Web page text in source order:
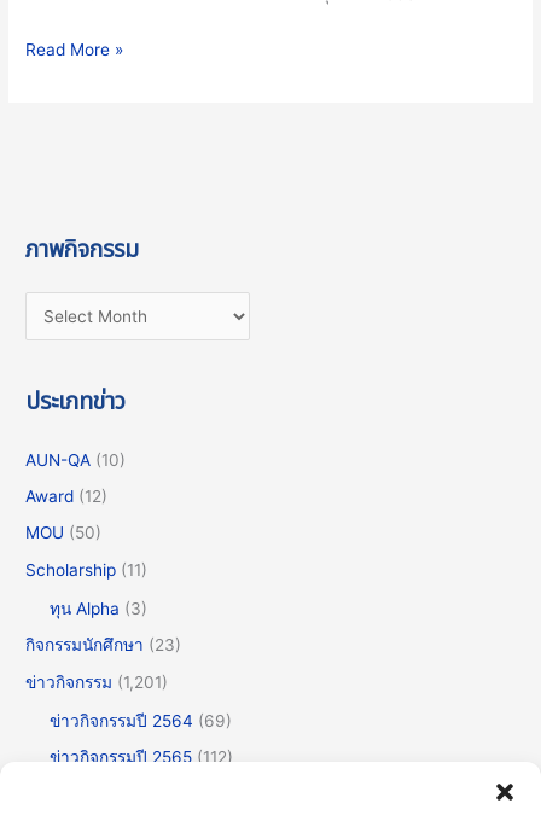
Read More »
ภาพกิจกรรม
ประเภทข่าว
AUN-QA (10)
Award (12)
MOU (50)
Scholarship (11)
ทุน Alpha (3)
กิจกรรมนักศึกษา (23)
ข่าวกิจกรรม (1,201)
ข่าวกิจกรรมปี 2564 (69)
ข่าวกิจกรรมปี 2565 (112)